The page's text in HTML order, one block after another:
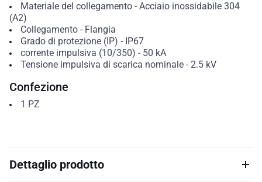
Materiale del collegamento- Acciaio inossidabile 304
(A2)
Collegamento- Flangia
Grado di protezione (IP) - IP67
corrente impulsiva (10/350) - 50 kA
Tensione impulsiva di scarica nominale- 2.5 kV
Confezione
1 PZ
Dettaglio prodotto